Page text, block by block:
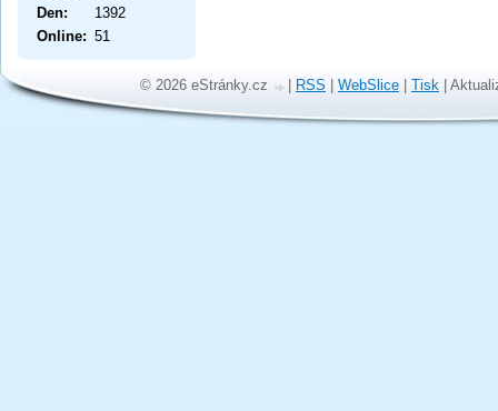
Online: 51
Den:
1392
© 2026 eStránky.cz | RSS | WebSlice | Tisk |